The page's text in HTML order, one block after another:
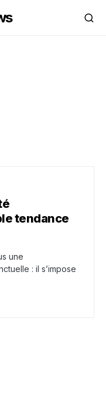
tendance
une
: il s’impose